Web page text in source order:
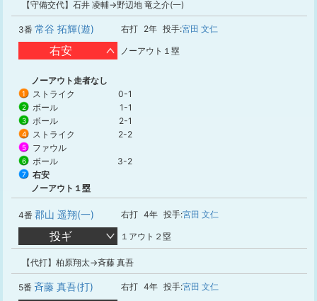
【守備交代】石井 凌輔→野辺地 竜之介(一)
3番 常谷 拓輝(遊) 右打 2年 投手:宮田 文仁
右安 ノーアウト１塁
ノーアウト走者なし
1 ストライク 0-1
2 ボール 1-1
3 ボール 2-1
4 ストライク 2-2
5 ファウル
6 ボール 3-2
7
右安
ノーアウト１塁
4番 郡山 遥翔(一) 右打 4年 投手:宮田 文仁
投ギ １アウト２塁
【代打】柏原翔太→斉藤 真吾
5番 斉藤 真吾(打) 右打 4年 投手:宮田 文仁